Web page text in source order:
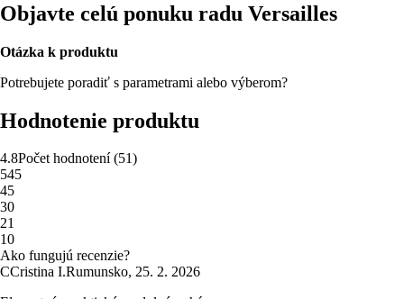
Objavte celú ponuku radu Versailles
Otázka k produktu
Potrebujete poradiť s parametrami alebo výberom?
Hodnotenie produktu
4.8Počet hodnotení(51)
545
45
30
21
10
Ako fungujú recenzie?
CCristina I.Rumunsko, 25. 2. 2026